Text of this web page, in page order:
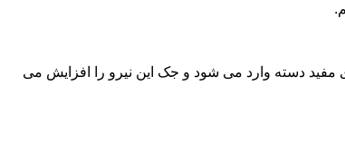
دسته وارد می شود و جک این نیرو را افزایش می